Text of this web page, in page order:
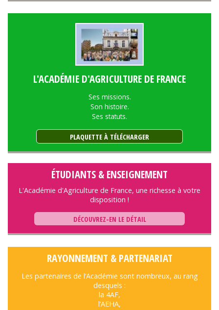
L'ACADÉMIE D'AGRICULTURE DE FRANCE
Ses missions.
Son histoire.
Ses statuts.
PLAQUETTE À TÉLÉCHARGER
ÉTUDIANTS & ENSEIGNEMENT
L'Académie d'Agriculture de France, une richesse à votre
disposition !
DÉCOUVREZ-EN LE DÉTAIL
RAYONNEMENT & PARTENARIAT
Les partenaires de l’Académie sont nombreux, au rang
desquels :
la 4AF,
l’AEHA,